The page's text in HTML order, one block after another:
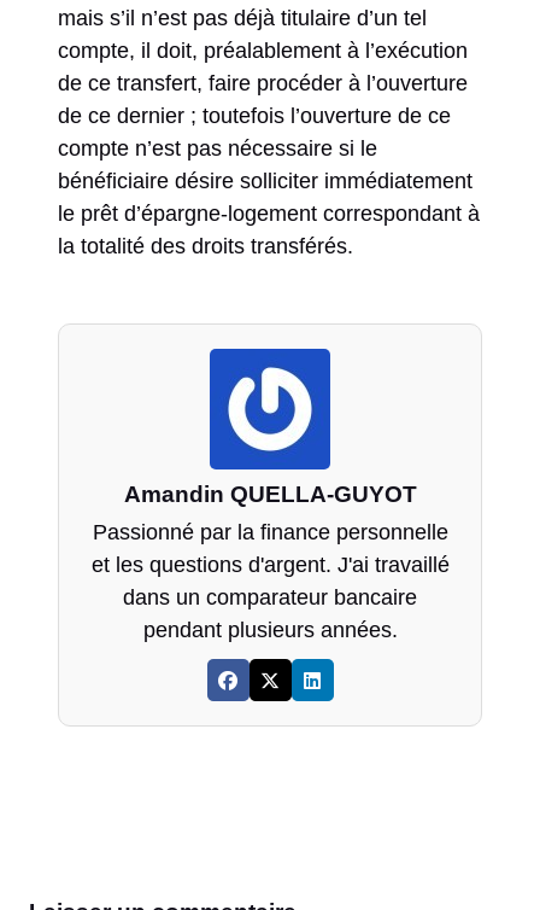
mais s’il n’est pas déjà titulaire d’un tel
compte, il doit, préalablement à l’exécution
de ce transfert, faire procéder à l’ouverture
de ce dernier ; toutefois l’ouverture de ce
compte n’est pas nécessaire si le
bénéficiaire désire solliciter immédiatement
le prêt d’épargne-logement correspondant à
la totalité des droits transférés.
Amandin QUELLA-GUYOT
Passionné par la finance personnelle
et les questions d'argent. J'ai travaillé
dans un comparateur bancaire
pendant plusieurs années.